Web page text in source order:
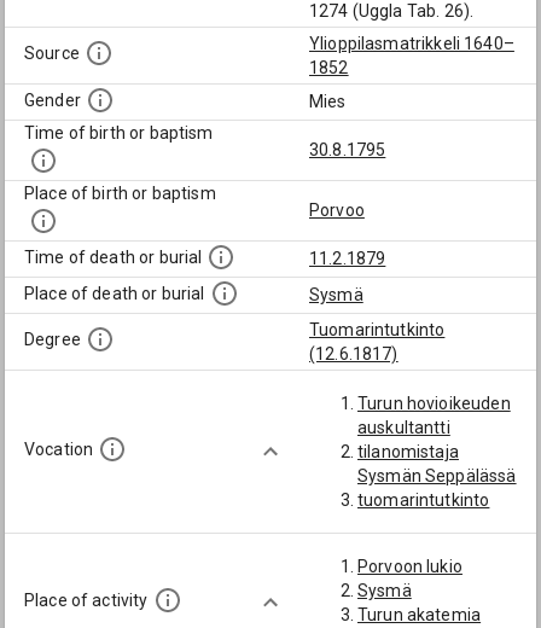
1274 (Uggla Tab. 26).
Source
Ylioppilasmatrikkeli 1640–
1852
Gender
Mies
Time of birth or baptism
30.8.1795
Place of birth or baptism
Porvoo
Time of death or burial
11.2.1879
Place of death or burial
Sysmä
Degree
Tuomarintutkinto
(12.6.1817)
Vocation
Turun hovioikeuden
auskultantti
tilanomistaja
Sysmän Seppälässä
tuomarintutkinto
Place of activity
Porvoon lukio
Sysmä
Turun akatemia